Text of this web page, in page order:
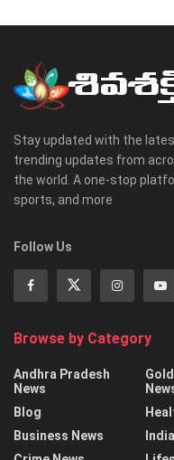
Stay updated with the
trending updates from
the world. A one-stop
sports, and more
Follow Us
Browse by Category
Andhra Pradesh
News
Blog
Business News